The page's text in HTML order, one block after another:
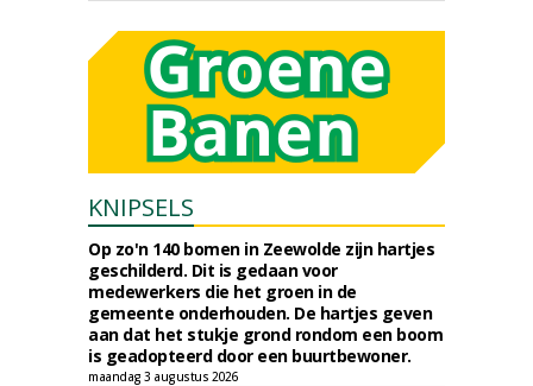
KNIPSELS
Op zo'n 140 bomen in Zeewolde zijn hartjes
geschilderd. Dit is gedaan voor
medewerkers die het groen in de
gemeente onderhouden. De hartjes geven
aan dat het stukje grond rondom een boom
is geadopteerd door een buurtbewoner.
maandag 3 augustus 2026